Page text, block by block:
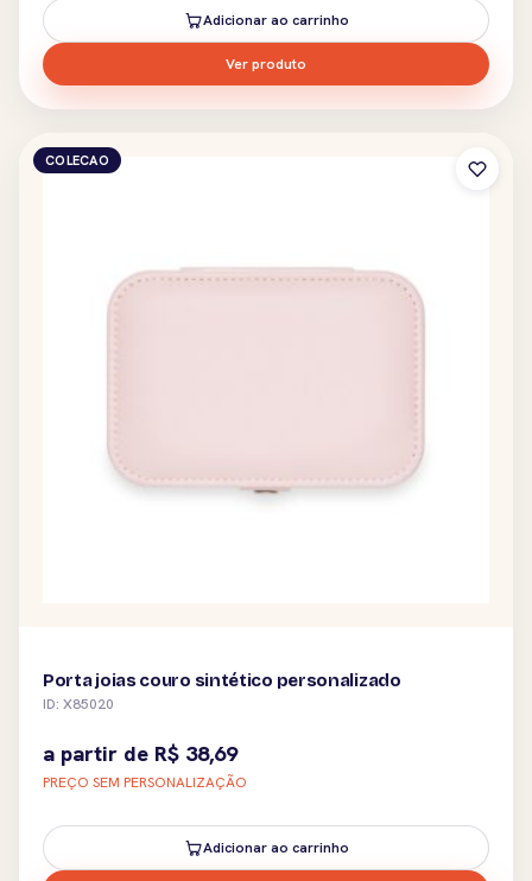
Adicionar ao carrinho
Ver produto
COLECAO
Porta joias couro sintético personalizado
ID: X85020
a partir de R$ 38,69
PREÇO SEM PERSONALIZAÇÃO
Adicionar ao carrinho